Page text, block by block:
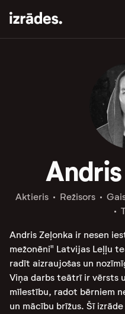
Aktieris Režisors
Andris Zeļonka ir nesen
mežonēni" Latvijas Leļļu
radīt aizraujošas un
Viņa darbs teātrī ir vērsts
mīlestību, radot bērniem
un mācību brīžus. Šī